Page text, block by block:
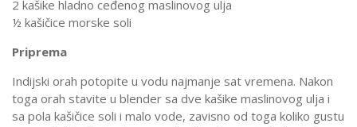
2 kašike hladno ceđenog maslinovog ulja
½ kašičice morske soli
Priprema
Indijski orah potopite u vodu najmanje sat vremena. Nakon
toga orah stavite u blender sa dve kašike maslinovog ulja i
sa pola kašičice soli i malo vode, zavisno od toga koliko gustu